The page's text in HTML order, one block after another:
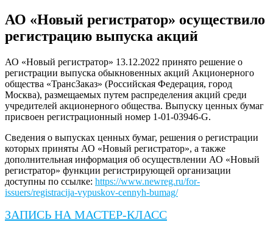
АО «Новый регистратор» осуществило
регистрацию выпуска акций
АО «Новый регистратор» 13.12.2022 принято решение о
регистрации выпуска обыкновенных акций Акционерного
общества «ТрансЗаказ» (Российская Федерация, город
Москва), размещаемых путем распределения акций среди
учредителей акционерного общества. Выпуску ценных бумаг
присвоен регистрационный номер 1-01-03946-G.
Сведения о выпусках ценных бумаг, решения о регистрации
которых приняты АО «Новый регистратор», а также
дополнительная информация об осуществлении АО «Новый
регистратор» функции регистрирующей организации
доступны по ссылке: https://www.newreg.ru/for-
issuers/registracija-vypuskov-cennyh-bumag/
ЗАПИСЬ НА МАСТЕР-КЛАСС